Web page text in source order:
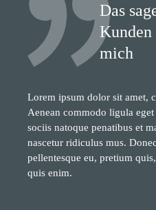
Das
Kunden
mich
Lorem ipsum dolor sit amet,
Aenean commodo ligula
sociis natoque penatibus et
nascetur ridiculus mus.
pellentesque eu, pretium
quis enim.